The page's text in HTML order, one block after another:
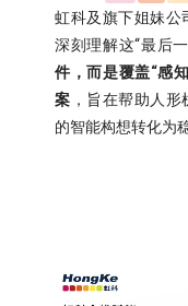
虹科及旗下姐妹公
深刻理解这“最后一
件，而是覆盖“感
案 ，旨在帮助人
的智能构想转化为